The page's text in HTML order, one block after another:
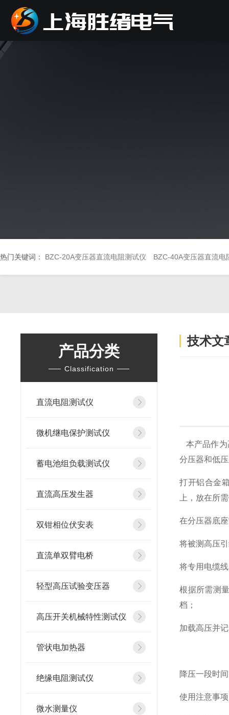
热门关键词： BZC-20A变压器直流电阻测试仪 BZC-40A变压器直流电
产品分类
Classification
直流电阻测试仪
微机继电保护测试仪
蓄电池组负载测试仪
直流高压发生器
双钳相位伏安表
直流单双臂电桥
轻型高压试验变压器
高压开关机械特性测试仪
管状电加热器
绝缘电阻测试仪
微水测量仪
技术文
本产品作为
分压器和低
打开铝合金
上，放在所
在分压器底
将被测高压
将专用电缆
根据所需测
档；
加载高压并
降压一段时
使用注意事项